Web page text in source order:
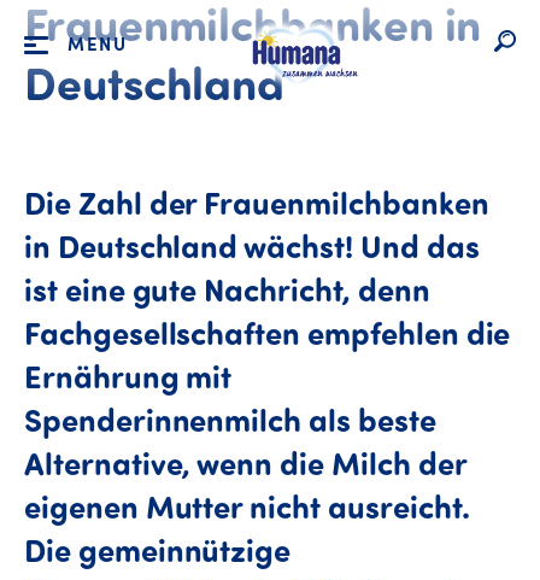
MENU
Frauenmilchbanken in
Deutschland
Die Zahl der Frauenmilchbanken
in Deutschland wächst! Und das
ist eine gute Nachricht, denn
Fachgesellschaften empfehlen die
Ernährung mit
Spenderinnenmilch als beste
Alternative, wenn die Milch der
eigenen Mutter nicht ausreicht.
Die gemeinnützige